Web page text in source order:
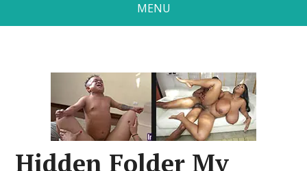
MENU
Hidden Folder Mv